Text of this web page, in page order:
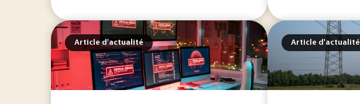
Article d'actualité Article d'actualité